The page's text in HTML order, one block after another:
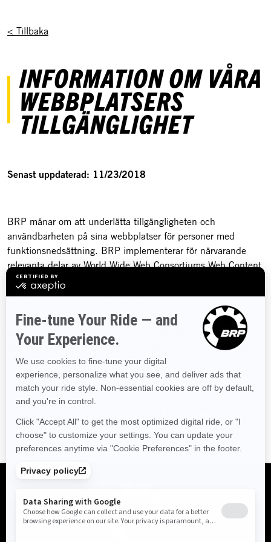
< Tillbaka
INFORMATION OM VÅRA
WEBBPLATSERS
TILLGÄNGLIGHET
Senast uppdaterad: 11/23/2018
BRP månar om att underlätta tillgängligheten och
användbarheten på sina webbplatser för personer med
funktionsnedsättning. BRP implementerar för närvarande
relevanta delar av World Wide Web Consortiums Web Content
Accessibility Guidelines 2.0 nivå AA (WCAG 2.0 AA) som sin
standard för tillgänglighet på webben.
Tänk på att vårt arbete är löpande och utvecklas när
webbplatsen utvecklas. Om du har specifika frågor eller
problem gällande tillgängligheten på en viss webbplats är du
välkommen att kontakta oss.
Kostnadsfritt nummer: 1-888-272-9222
Via det här numret kan du få support på engelska eller
franska kl. 08.00–20.00.
Kontakta BRP med dina frågor om tillgänglighet.